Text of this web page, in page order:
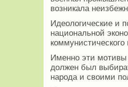
возникала
Идеологические и
национальной
Именно эти
должен был
народа и своими